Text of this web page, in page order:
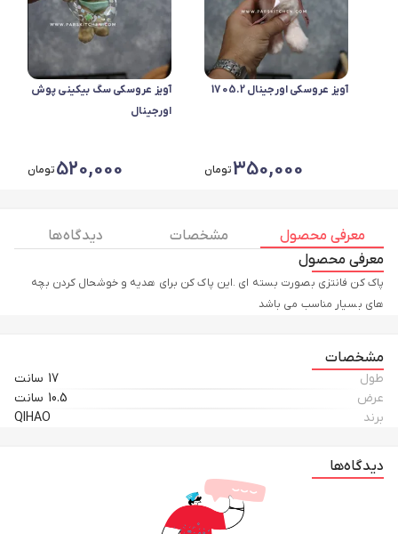
آویز عروسکی اورجینال 1705.2
350,000تومان
آویز عروسکی سگ بیکینی پوش
اورجینال
520,000تومان
معرفی محصول مشخصات
دیدگاه ها
معرفی محصول
پاک کن فانتزی بصورت بسته ای .این پاک کن برای هدیه و خوشحال کردن بچه
های بسیار مناسب می باشد
مشخصات
طول
17 سانت
عرض
10.5 سانت
برند
QIHAO
دیدگاه‌ها